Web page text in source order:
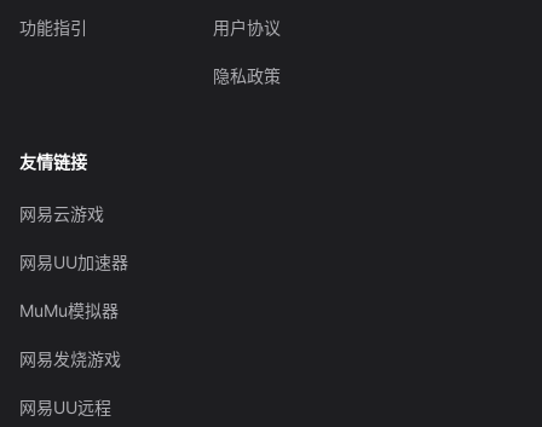
功能指引 用户协议
隐私政策
友情链接
网易云游戏
网易UU加速器
MuMu模拟器
网易发烧游戏
网易UU远程